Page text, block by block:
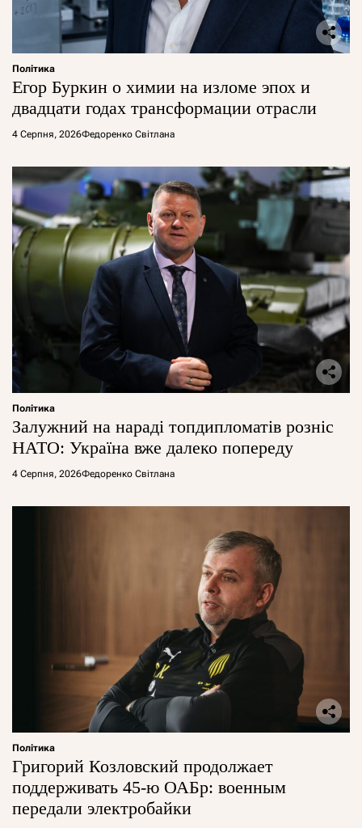
Політика
Егор Буркин о химии на изломе эпох и
двадцати годах трансформации отрасли
4 Серпня, 2026Федоренко Світлана
Політика
Залужний на нараді топдипломатів розніс
НАТО: Україна вже далеко попереду
4 Серпня, 2026Федоренко Світлана
Політика
Григорий Козловский продолжает
поддерживать 45-ю ОАБр: военным
передали электробайки